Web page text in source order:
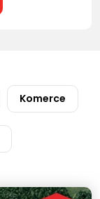
Komerce